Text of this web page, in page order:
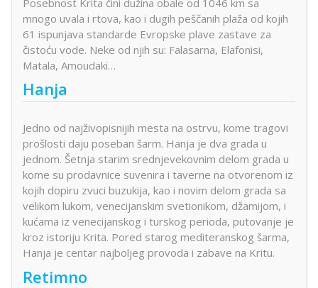
mnogo uvala i rtova, kao i dugih peščanih plaža od kojih
61 ispunjava standarde Evropske plave zastave za
čistoću vode. Neke od njih su: Falasarna, Elafonisi,
Matala, Amoudaki…
Hanja
Jedno od najživopisnijih mesta na ostrvu, kome tragovi
prošlosti daju poseban šarm. Hanja je dva grada u
jednom. Šetnja starim srednjevekovnim delom grada u
kome su prodavnice suvenira i taverne na otvorenom iz
kojih dopiru zvuci buzukija, kao i novim delom grada sa
velikom lukom, venecijanskim svetionikom, džamijom, i
kućama iz venecijanskog i turskog perioda, putovanje je
kroz istoriju Krita. Pored starog mediteranskog šarma,
Hanja je centar najboljeg provoda i zabave na Kritu.
Retimno